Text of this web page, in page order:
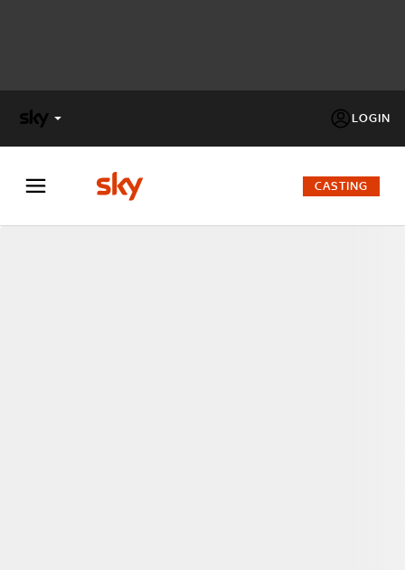
LOGIN
FACTOR
CASTING